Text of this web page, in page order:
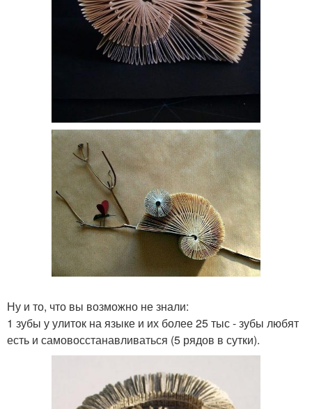
Ну и то, что вы возможно не знали:
1 зубы у улиток на языке и их более 25 тыс - зубы любят
есть и самовосстанавливаться (5 рядов в сутки).